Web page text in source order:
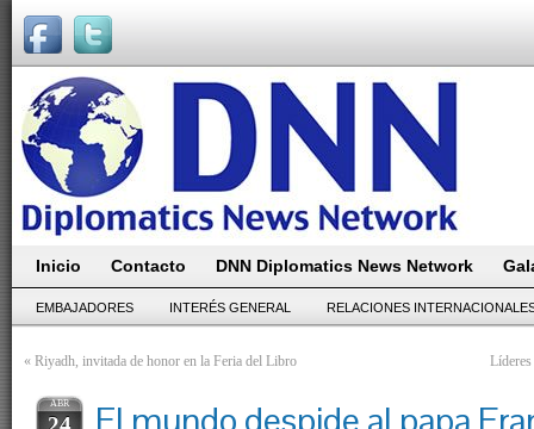
Inicio Contacto DNN Diplomatics News Network
EMBAJADORES INTERÉS GENERAL RELACIONES
« Riyadh, invitada de honor en la Feria del Libro
ABR